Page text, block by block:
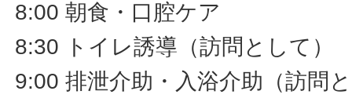
8:00 朝食・口腔ケア
8:30 トイレ誘導（訪問として）
9:00 排泄介助・入浴介助（訪問